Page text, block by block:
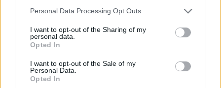
Personal Data Processing Opt Outs
I want to opt-out of the Sharing of my
personal data.
Opted In
I want to opt-out of the Sale of my
Personal Data.
Opted In
TI POTREBBE INTERESSARE
Francia vieta i social ai